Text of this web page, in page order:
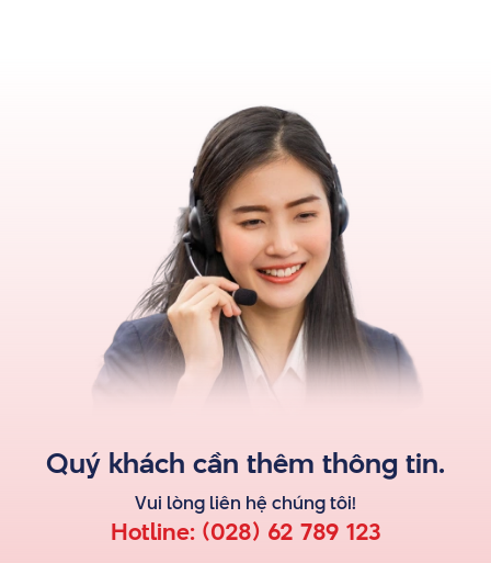
Quý khách cần thêm thông tin.
Vui lòng liên hệ chúng tôi!
Hotline: (028) 62 789 123